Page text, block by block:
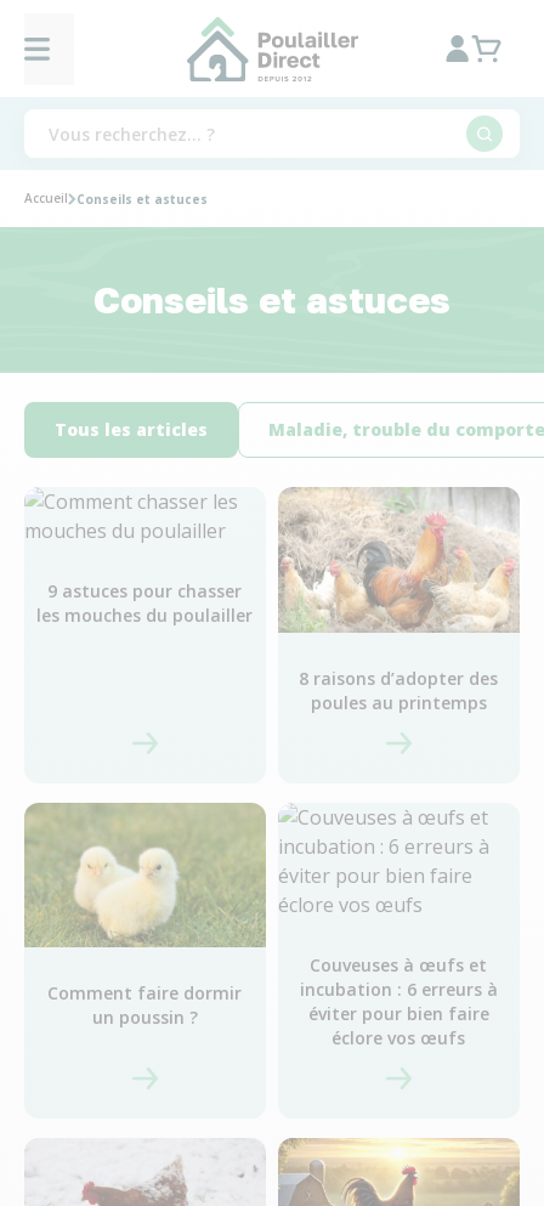
Accueil Conseils et astuces
Conseils et astuces
Tous les articles Maladie, trouble du
9 astuces pour chasser
les mouches du poulailler
8 raisons d’adopter des
poules au printemps
Comment faire dormir
un poussin ?
Couveuses à œufs et
incubation : 6 erreurs à
éviter pour bien faire
éclore vos œufs